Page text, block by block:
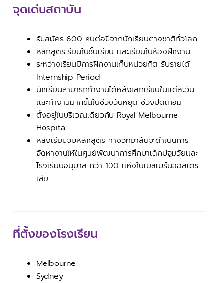
จุดเด่นสถาบัน
รับสมัคร 600 คนต่อปีจากนักเรียนต่างชาติทั่วโลก
หลักสูตรเรียนในชั้นเรียน เเละเรียนในห้องฝึกงาน
ระหว่างเรียนมีการฝึกงานเก็บหน่วยกิต รับรายได้
Internship Period
นักเรียนสามารถทำงานได้หลังเลิกเรียนในเเต่ละวัน
เเละทำงานมากขึ้นในช่วงวันหยุด ช่วงปิดเทอม
ตั้งอยู่ในบริเวณเดียวกับ Royal Melbourne
Hospital
หลังเรียนจบหลักสูตร ทางวิทยาลัยจะดำเนินการ
จัดหางานให้ในศูนย์พัฒนาการศึกษาเด็กปฐมวัยเเละ
โรงเรียนอนุบาล กว่า 100 เเห่งในเมลเบิร์นออสเตร
เลีย
ที่ตั้งของโรงเรียน
Melbourne
Sydney